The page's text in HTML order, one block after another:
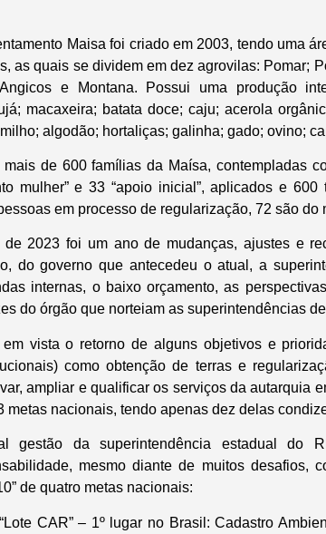
Maisa foi criado em 2003, tendo uma
as quais se dividem em dez agrovilas: Pomar;
e Montana. Possui uma produção
macaxeira; batata doce; caju; acerola
algodão; hortaliças; galinha; gado; ovino;
mais de 600 famílias da Maísa, contempladas
mulher” e 33 “apoio inicial”, aplicados e
em processo de regularização, 72 são
2023 foi um ano de mudanças, ajustes e
do governo que antecedeu o atual, a
internas, o baixo orçamento, as
do órgão que norteiam as superintendências
em vista o retorno de alguns objetivos e
como obtenção de terras e
ampliar e qualificar os serviços da autarquia
metas nacionais, tendo apenas dez delas
gestão da superintendência estadual do
mesmo diante de muitos desafios,
de quatro metas nacionais:
CAR” – 1º lugar no Brasil: Cadastro